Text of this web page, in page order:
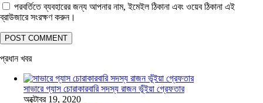
পরবর্তিতে ব্যবহারের জন্য আপনার নাম, ইমেইল ঠিকানা এবং ওয়েব ঠিকানা এই
ব্রাউজারে সংরক্ষণ করুন।
প্রধান খবর
সাভারে গ্যাস চোরাকারবারি সদস্য রাজন ভূঁইয়া গ্রেফতার
অক্টোবর 19, 2020